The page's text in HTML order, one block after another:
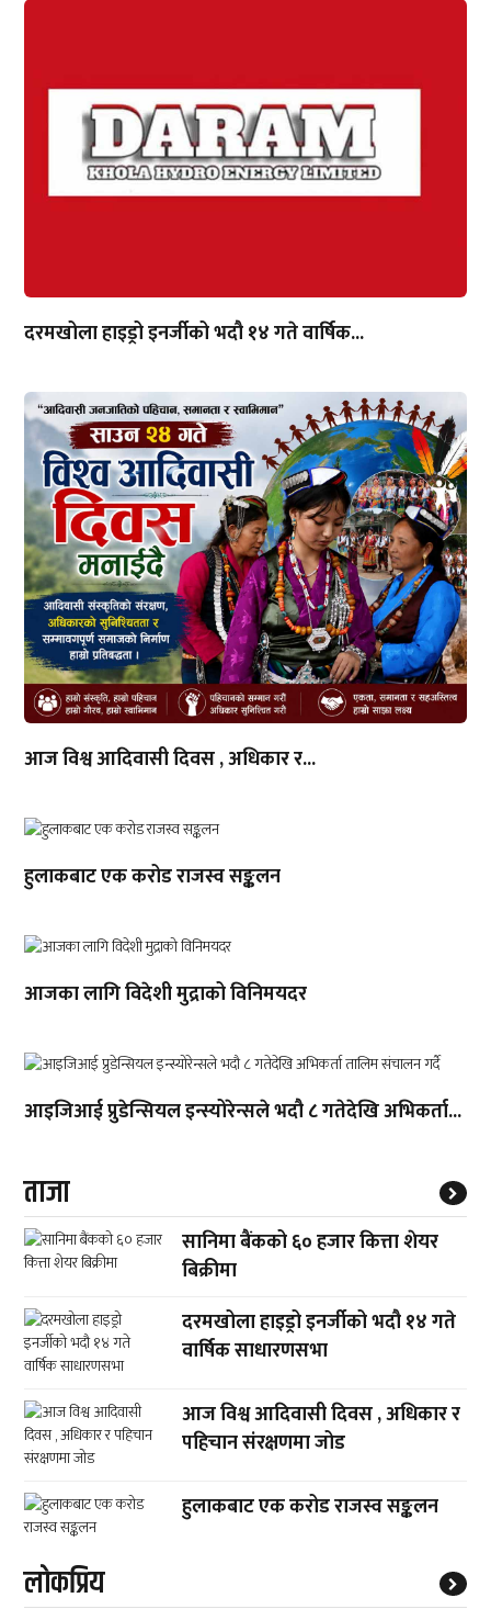
दरमखोला हाइड्रो इनर्जीको भदौ १४ गते वार्षिक...
आज विश्व आदिवासी दिवस , अधिकार र...
हुलाकबाट एक करोड राजस्व सङ्कलन
आजका लागि विदेशी मुद्राको विनिमयदर
आइजिआई प्रुडेन्सियल इन्स्योरेन्सले भदौ ८ गतेदेखि अभिकर्ता...
ताजा
सानिमा बैंकको ६० हजार कित्ता शेयर
बिक्रीमा
दरमखोला हाइड्रो इनर्जीको भदौ १४ गते
वार्षिक साधारणसभा
आज विश्व आदिवासी दिवस , अधिकार र
पहिचान संरक्षणमा जोड
हुलाकबाट एक करोड राजस्व सङ्कलन
लाेकप्रिय